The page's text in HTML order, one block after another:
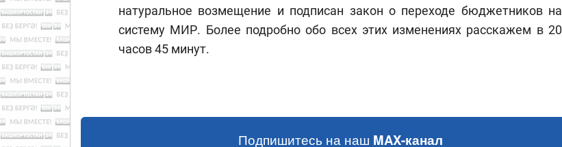
натуральное возмещение и подписан закон о переходе бюджетников на
систему МИР. Более подробно обо всех этих изменениях расскажем в 20
часов 45 минут.
Подпишитесь на наш MAX-канал